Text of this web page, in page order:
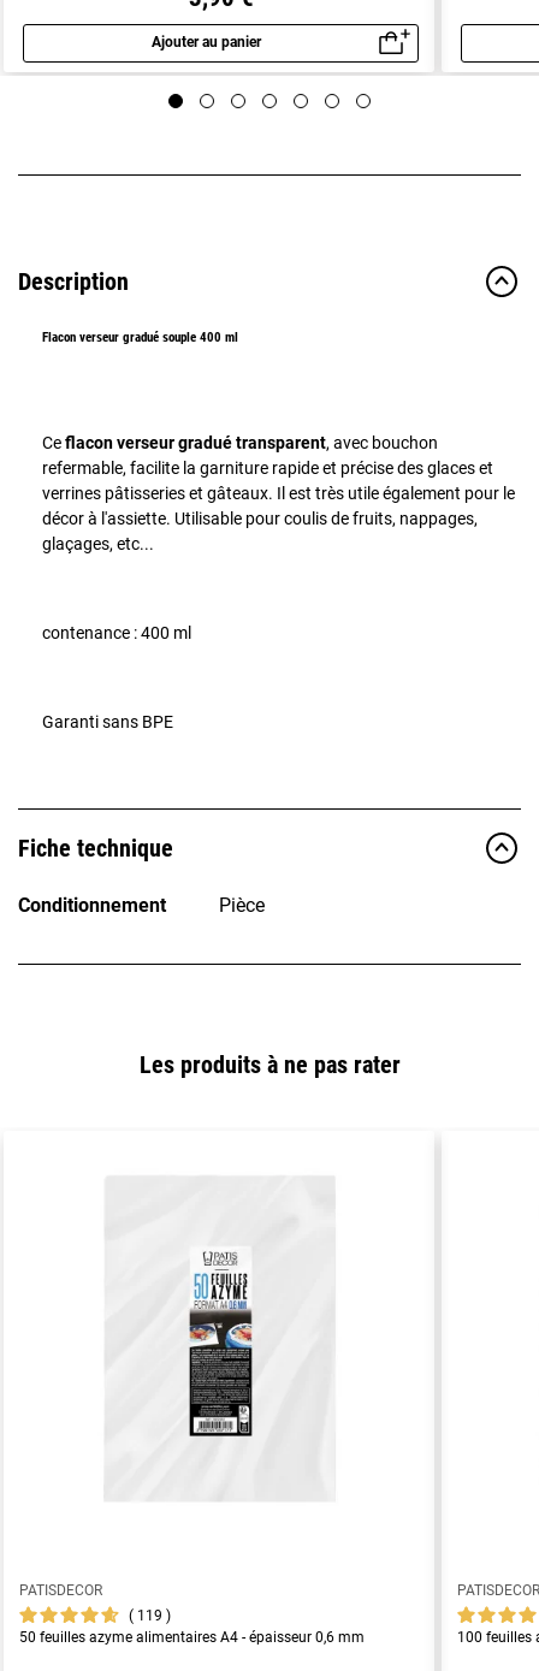
Ajouter au panier
Aperçu rapide
Description
Flacon verseur gradué souple 400 ml
Ceflacon verseur gradué transparent, avec bouchon
refermable, facilite la garniture rapide et précise des glaces et
verrines pâtisseries et gâteaux. Il est très utile également pour le
décor à l'assiette. Utilisable pour coulis de fruits, nappages,
glaçages, etc...
contenance : 400 ml
Garanti sans BPE
Fiche technique
Conditionnement Pièce
Les produits à ne pas rater
PATISDECOR
119
50 feuilles azyme alimentaires A4 - épaisseur 0,6 mm
100 feuilles